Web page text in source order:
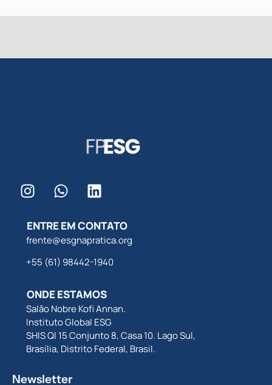
ENTRE EM CONTATO
frente@esgnapratica.org
+55 (61) 98442-1940
ONDE ESTAMOS
Salão Nobre Kofi Annan.
Instituto Global ESG
SHIS QI 15 Conjunto 8, Casa 10. Lago Sul,
Brasília, Distrito Federal, Brasil.
Newsletter